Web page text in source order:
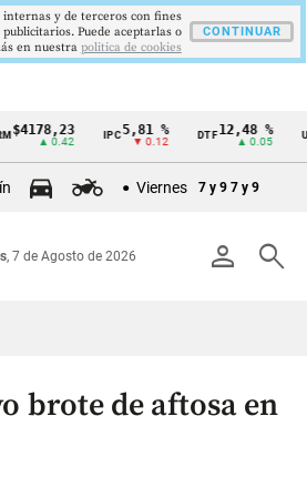
▲ 0.42
IPC 5,81 %
▼ 0.12
DTF 12,48 %
▲ 0.05
UVR
Viernes 7 y 9 7 y 9
person search
, 7 de Agosto de 2026
brote de aftosa en
y de terceros con fines
Puede aceptarlas o
en nuestra politica de cookies
CONTINUAR